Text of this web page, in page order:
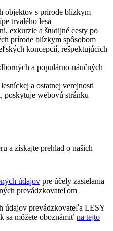
objektov s prírode blízkym
trvalého lesa
exkurzie a študijné cesty po
prírode blízkym spôsobom
koncepcií, rešpektujúcich
a populárno-náučných
a ostatnej verejnosti
poskytuje webovú stránku
a získajte prehlad o našich
údajov pre účely zasielania
prevádzkovateľom
údajov prevádzkovateľa LESY
sa môžete oboznámiť na tejto